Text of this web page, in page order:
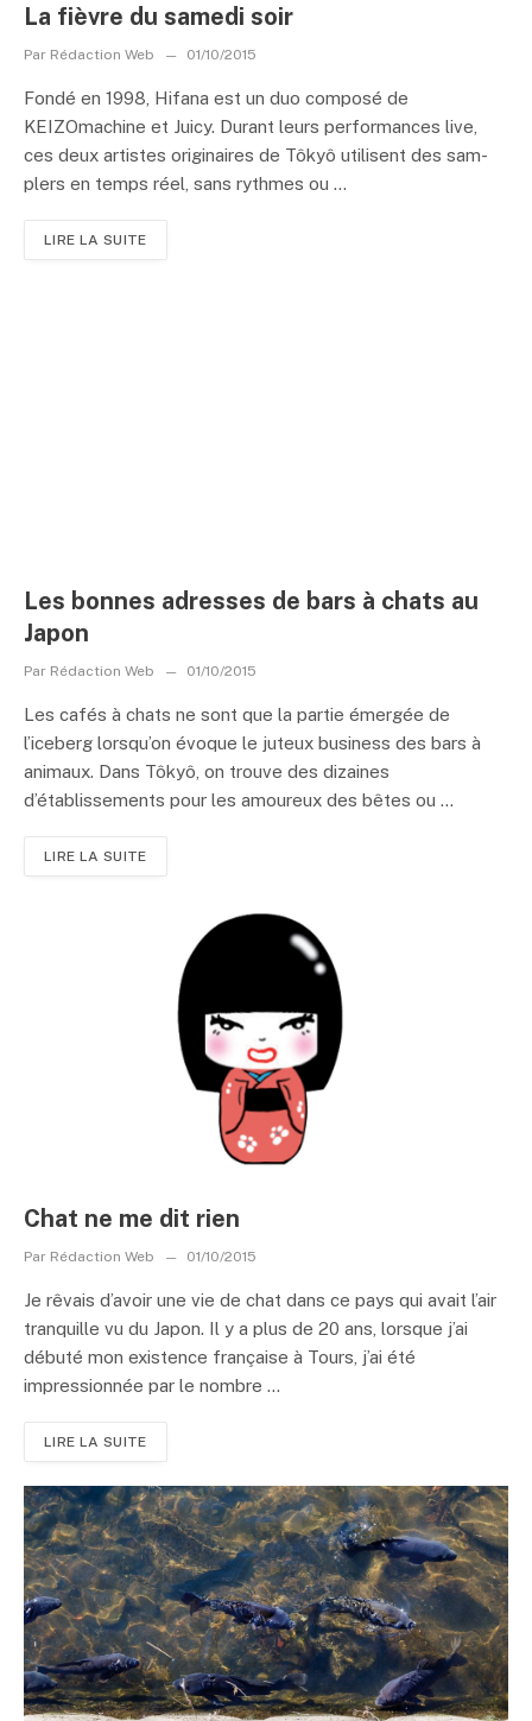
La fièvre du samedi soir
Par Rédaction Web 01/10/2015
Fondé en 1998, Hifana est un duo composé de
KEIZOmachine et Juicy. Durant leurs per­for­man­ces live,
ces deux artis­tes originaires de Tôkyô uti­li­sent des sam­
plers en temps réel, sans ryth­mes ou ...
LIRE LA SUITE
Les bonnes adresses de bars à chats au
Japon
Par Rédaction Web 01/10/2015
Les cafés à chats ne sont que la partie émergée de
l’iceberg lorsqu’on évoque le juteux business des bars à
animaux. Dans Tôkyô, on trouve des dizaines
d’établissements pour les amoureux des bêtes ou ...
LIRE LA SUITE
Chat ne me dit rien
Par Rédaction Web 01/10/2015
Je rêvais d’avoir une vie de chat dans ce pays qui avait l’air
tranquille vu du Japon. Il y a plus de 20 ans, lorsque j’ai
débuté mon existence française à Tours, j’ai été
impressionnée par le nombre ...
LIRE LA SUITE